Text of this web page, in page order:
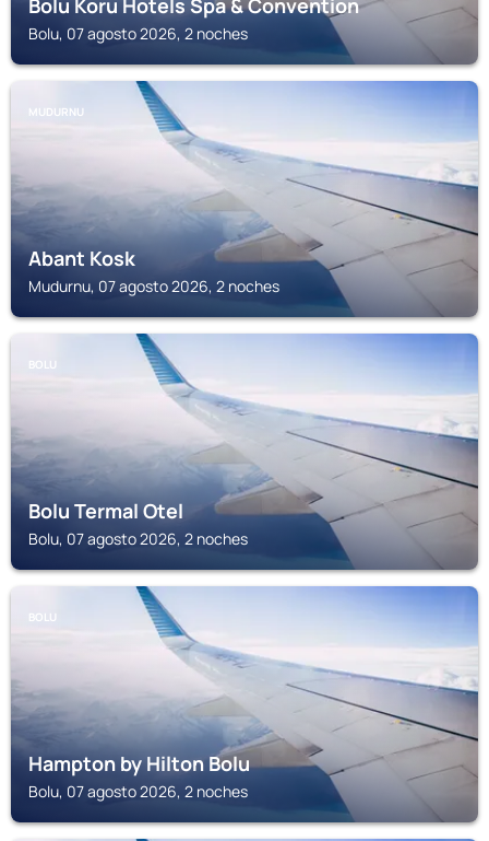
Bolu Koru Hotels Spa & Convention
Bolu, 07 agosto 2026, 2 noches
MUDURNU
Abant Kosk
Mudurnu, 07 agosto 2026, 2 noches
BOLU
Bolu Termal Otel
Bolu, 07 agosto 2026, 2 noches
BOLU
Hampton by Hilton Bolu
Bolu, 07 agosto 2026, 2 noches